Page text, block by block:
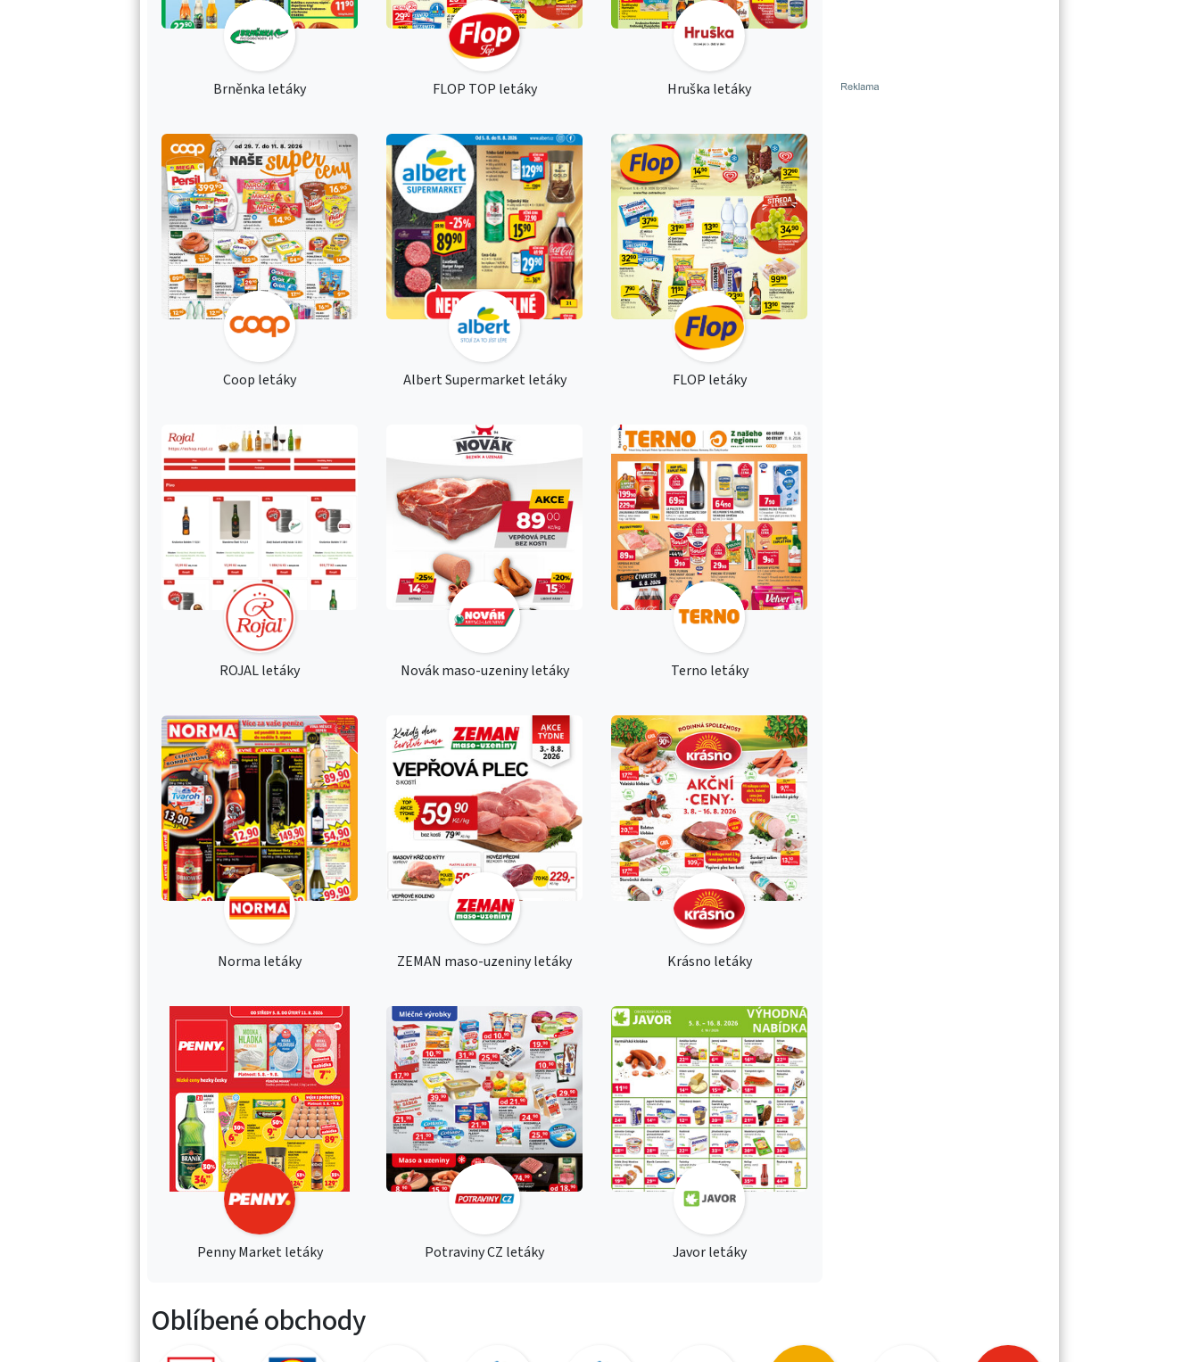
Brněnka letáky FLOP TOP letáky Hruška letáky
Coop letáky Albert Supermarket letáky FLOP letáky
ROJAL letáky Novák maso-uzeniny letáky Terno letáky
Norma letáky ZEMAN maso-uzeniny letáky Krásno letáky
Penny Market letáky Potraviny CZ letáky Javor letáky
Oblíbené obchody